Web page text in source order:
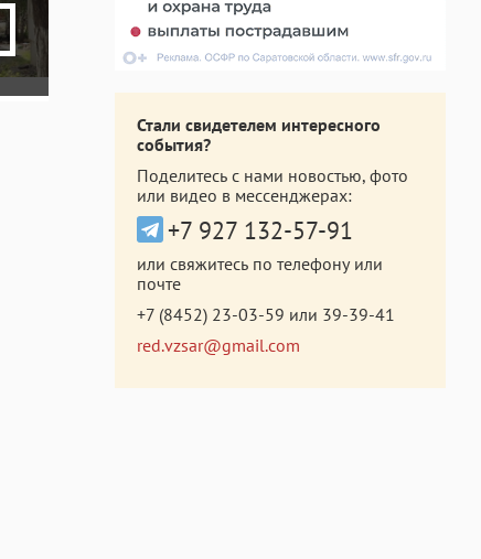
Стали свидетелем интересного
события?
Поделитесь с нами новостью, фото
или видео в мессенджерах:
+7 927 132-57-91
или свяжитесь по телефону или
почте
+7 (8452) 23-03-59 или 39-39-41
red.vzsar@gmail.com